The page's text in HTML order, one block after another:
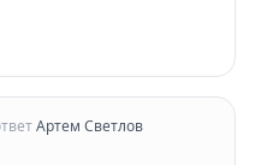
Артем Светлов